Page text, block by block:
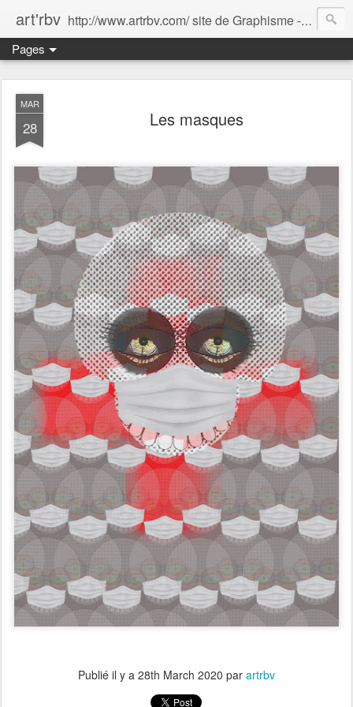
art'rbv http://www.artrbv.com/ site de Graphisme - Illustrations - Edition - Animations - Publicité
Pages
MAR
28 Les masques
Publié il y a 28th March 2020 par artrbv